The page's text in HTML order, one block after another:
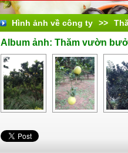
Hình ảnh về công ty >>
Album ảnh: Thăm vườn